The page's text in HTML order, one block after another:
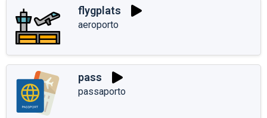
flygplats
aeroporto
pass
passaporto